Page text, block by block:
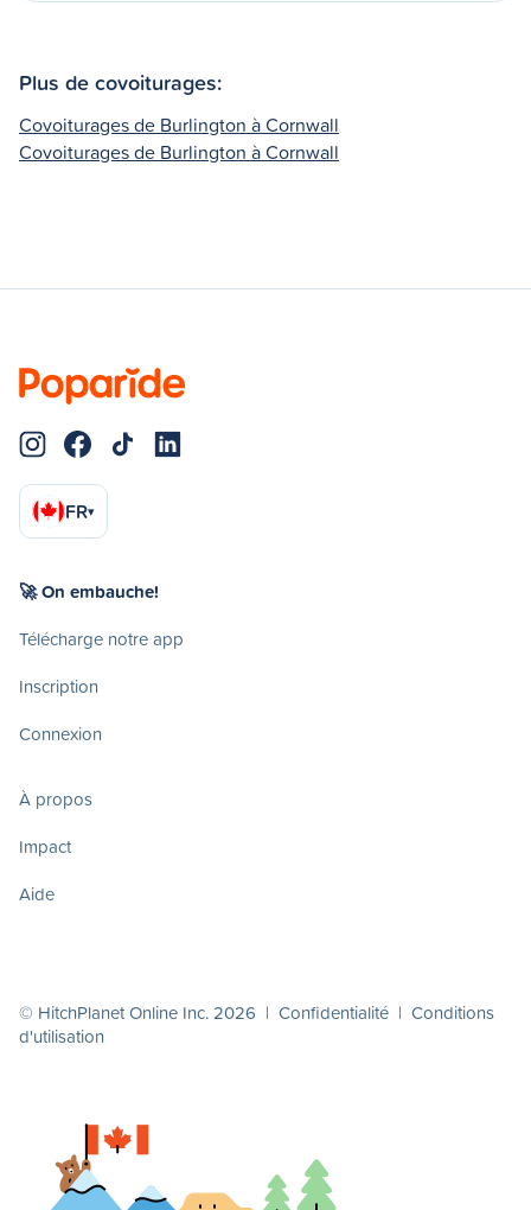
Plus de covoiturages:
Covoiturages de Burlington à Cornwall
Covoiturages de Burlington à Cornwall
FR▾
🚀 On embauche!
Télécharge notre app
Inscription
Connexion
À propos
Impact
Aide
© HitchPlanet Online Inc. 2026 | Confidentialité | Conditions
d'utilisation